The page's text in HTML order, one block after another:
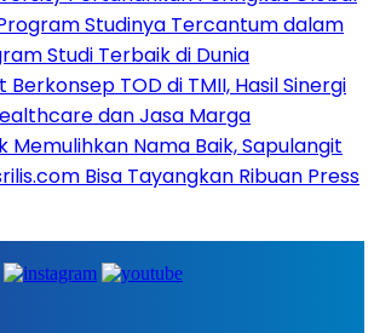
Studinya Tercantum dalam
Studi Terbaik di Dunia
Berkonsep TOD di TMII, Hasil Sinergi
dan Jasa Marga
Memulihkan Nama Baik, Sapulangit
Bisa Tayangkan Ribuan Press